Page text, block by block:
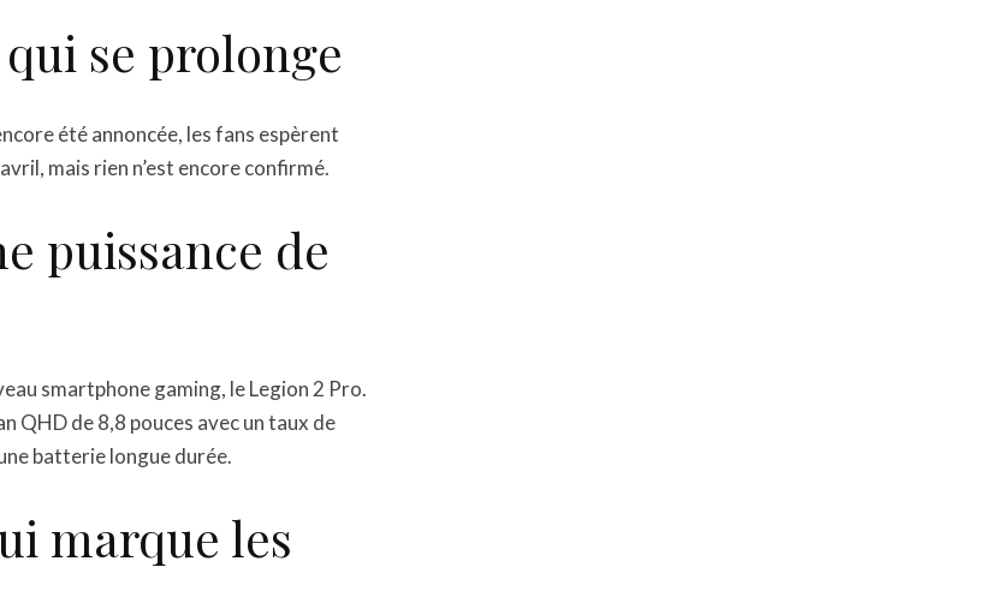
se prolonge
été annoncée, les fans espèrent
mais rien n’est encore confirmé.
puissance de
smartphone gaming, le Legion 2 Pro.
QHD de 8,8 pouces avec un taux de
batterie longue durée.
marque les